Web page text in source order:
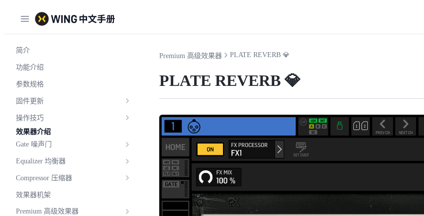
简介
功能介绍
参数规格
固件更新
操作技巧
效果器介绍
Gate 噪声门
Equalizer 均衡器
Compressor 压缩器
效果器机架
Premium 高级效果器
Premium 高级效果器 PLATE REVERB 💎
PLATE REVERB 💎